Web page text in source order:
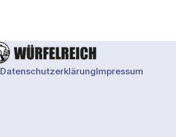
DatenschutzerklärungImpressum